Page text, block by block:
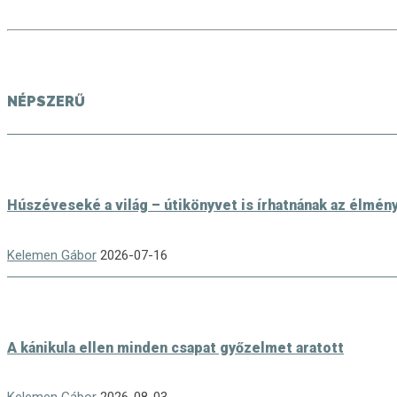
NÉPSZERŰ
Húszéveseké a világ – útikönyvet is írhatnának az
Kelemen Gábor 2026-07-16
A kánikula ellen minden csapat győzelmet aratott